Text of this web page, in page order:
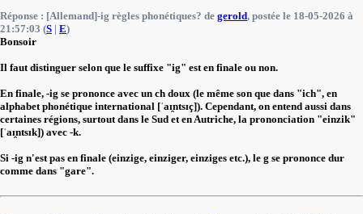
Réponse : [Allemand]-ig règles phonétiques? de gerold, postée le 18-05-2026 à
21:57:03 (S | E)
Bonsoir
Il faut distinguer selon que le suffixe "ig" est en finale ou non.
En finale, -ig se prononce avec un ch doux (le même son que dans "ich", en
alphabet phonétique international [ˈaɪ̯ntsɪç]). Cependant, on entend aussi dans
certaines régions, surtout dans le Sud et en Autriche, la prononciation "einzik"
[ˈaɪ̯ntsɪk]) avec -k.
Si -ig n'est pas en finale (einzige, einziger, einziges etc.), le g se prononce dur
comme dans "gare".